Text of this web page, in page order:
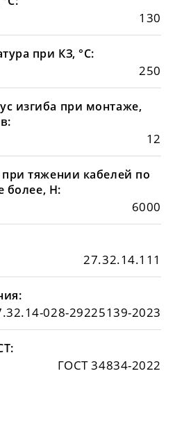
130
при КЗ, °С:
250
изгиба при монтаже,
12
тяжении кабелей по
более, Н:
6000
27.32.14.111
028-29225139-2023
ГОСТ 34834-2022